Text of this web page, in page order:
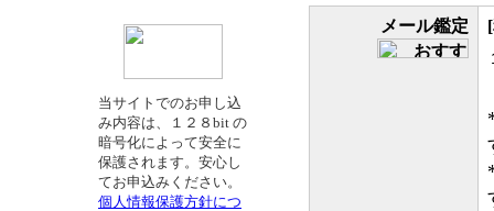
メール鑑定
当サイトでのお申し込
み内容は、１２８bit の
暗号化によって安全に
保護されます。安心し
てお申込みください。
個人情報保護方針につ